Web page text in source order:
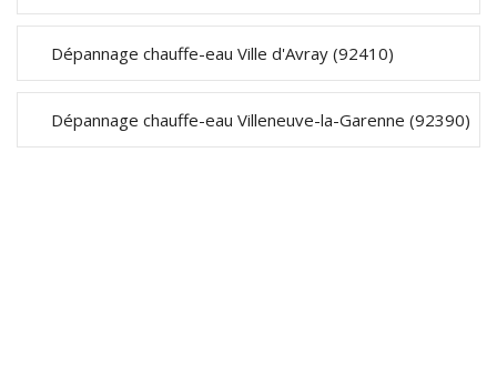
Dépannage chauffe-eau Ville d'Avray (92410)
Dépannage chauffe-eau Villeneuve-la-Garenne (92390)